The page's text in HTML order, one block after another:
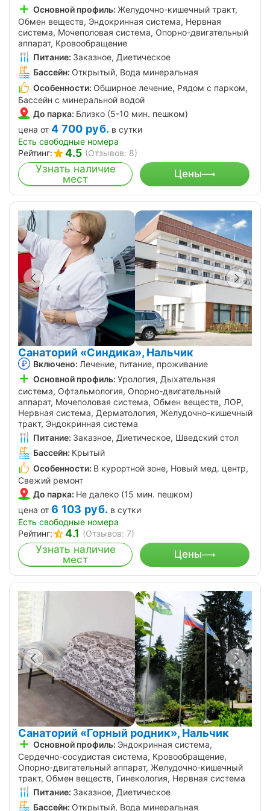
Основной профиль: Желудочно-кишечный тракт,
Обмен веществ, Эндокринная система, Нервная
система, Мочеполовая система, Опорно-двигательный
аппарат, Кровообращение
Питание: Заказное, Диетическое
Бассейн: Открытый, Вода минеральная
Особенности: Обширное лечение, Рядом с парком,
Бассейн с минеральной водой
До парка: Близко (5-10 мин. пешком)
цена от 4 700 руб. в сутки
Есть свободные номера
Рейтинг:
4.5 (Отзывов: 8)
Узнать наличие
мест
Цены
Санаторий «Синдика», Нальчик
Включено: Лечение, питание, проживание
Основной профиль: Урология, Дыхательная
система, Офтальмология, Опорно-двигательный
аппарат, Мочеполовая система, Обмен веществ, ЛОР,
Нервная система, Дерматология, Желудочно-кишечный
тракт, Эндокринная система
Питание: Заказное, Диетическое, Шведский стол
Бассейн: Крытый
Особенности: В курортной зоне, Новый мед. центр,
Свежий ремонт
До парка: Не далеко (15 мин. пешком)
цена от 6 103 руб. в сутки
Есть свободные номера
Рейтинг:
4.1 (Отзывов: 7)
Узнать наличие
мест
Цены
Санаторий «Горный родник», Нальчик
Основной профиль: Эндокринная система,
Сердечно-сосудистая система, Кровообращение,
Опорно-двигательный аппарат, Желудочно-кишечный
тракт, Обмен веществ, Гинекология, Нервная система
Питание: Заказное, Диетическое
Бассейн: Открытый, Вода минеральная